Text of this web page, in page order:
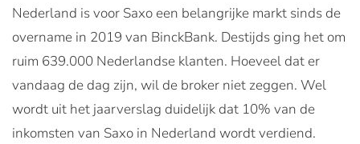
Nederland is voor Saxo een belangrijke markt sinds de
overname in 2019 van BinckBank. Destijds ging het om
ruim 639.000 Nederlandse klanten. Hoeveel dat er
vandaag de dag zijn, wil de broker niet zeggen. Wel
wordt uit het jaarverslag duidelijk dat 10% van de
inkomsten van Saxo in Nederland wordt verdiend.